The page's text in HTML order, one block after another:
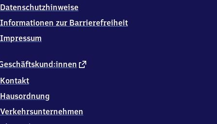
externer
Kontakt
Hausordnung
Verkehrsunternehmen
Datenschutzhinweise
Informationen zur Barrierefreiheit
Impressum